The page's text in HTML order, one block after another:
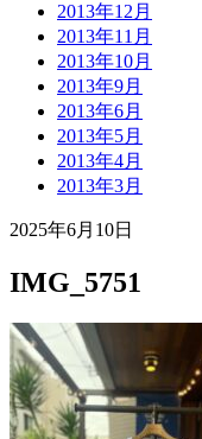
2013年12月
2013年11月
2013年10月
2013年9月
2013年6月
2013年5月
2013年4月
2013年3月
2025年6月10日
IMG_5751